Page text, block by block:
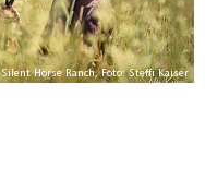
Silent Horse Ranch, Foto: Steffi Kaiser